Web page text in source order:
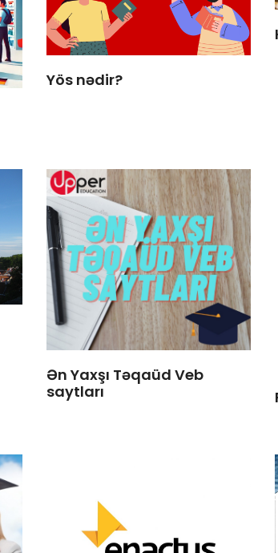
Yös nədir?
Ən Yaxşı Təqaüd Veb
saytları